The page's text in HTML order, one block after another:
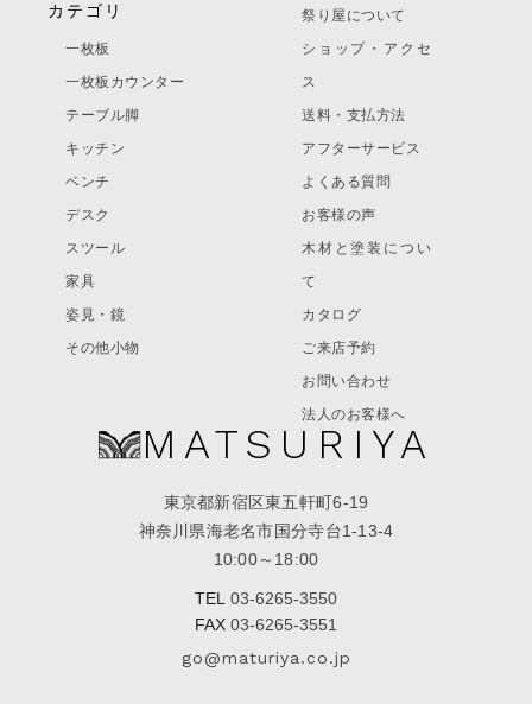
MATSURIYA
東京都新宿区東五軒町6-19
神奈川県海老名市国分寺台1-13-4
10:00～18:00
TEL 03-6265-3550
FAX 03-6265-3551
go@maturiya.co.jp
カテゴリ
一枚板
一枚板カウンター
テーブル脚
キッチン
ベンチ
デスク
スツール
家具
姿見・鏡
その他小物
祭り屋について
ショップ・アクセ
ス
送料・支払方法
アフターサービス
よくある質問
お客様の声
木材と塗装につい
て
カタログ
ご来店予約
お問い合わせ
法人のお客様へ